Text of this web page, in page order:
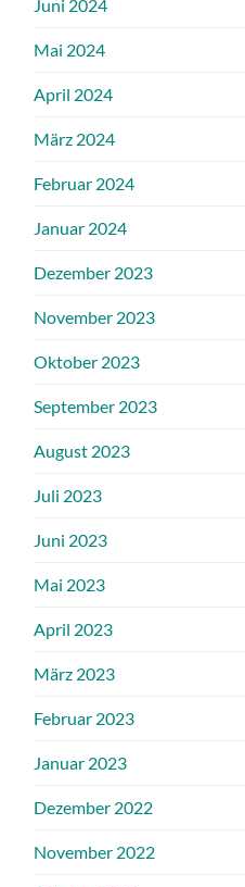
Juni 2024
Mai 2024
April 2024
März 2024
Februar 2024
Januar 2024
Dezember 2023
November 2023
Oktober 2023
September 2023
August 2023
Juli 2023
Juni 2023
Mai 2023
April 2023
März 2023
Februar 2023
Januar 2023
Dezember 2022
November 2022